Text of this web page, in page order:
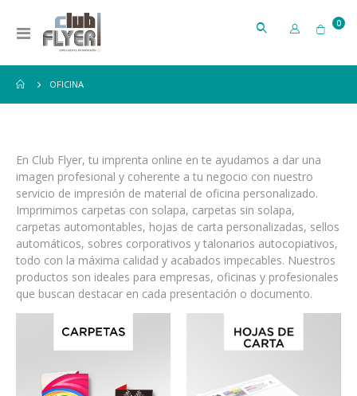
Toggle
Nav
Cart
0
OFICINA
En Club Flyer, tu imprenta online en te ayudamos a dar una
imagen profesional y coherente a tu negocio con nuestro
servicio de impresión de material de oficina personalizado.
Imprimimos carpetas con solapa, carpetas sin solapa,
carpetas automontables, hojas de carta personalizadas, sellos
automáticos, sobres corporativos y talonarios autocopiativos,
todo con la máxima calidad y acabados impecables. Nuestros
productos son ideales para empresas, oficinas y profesionales
que buscan destacar en cada presentación o documento.